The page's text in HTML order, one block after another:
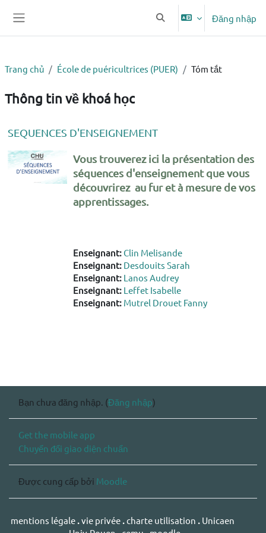
Chuyển đổi chọn tìm kiếm
Đăng nhập
Trang chủ École de puéricultrices (PUER) Tóm tắt
Thông tin về khoá học
SEQUENCES D'ENSEIGNEMENT
Vous trouverez ici la présentation des
séquences d'enseignement que vous
découvrirez au fur et à mesure de vos
apprentissages.
Enseignant:Clin Melisande
Enseignant: Desdouits Sarah
Enseignant: Lanos Audrey
Enseignant: Leffet Isabelle
Enseignant: Mutrel Drouet Fanny
Bạn chưa đăng nhập. (Đăng nhập)
Get the mobile app
Chuyển đổi giao diện chuẩn
Được cung cấp bởi Moodle
mentions légale .vie privée .charte utilisation . Unicaen